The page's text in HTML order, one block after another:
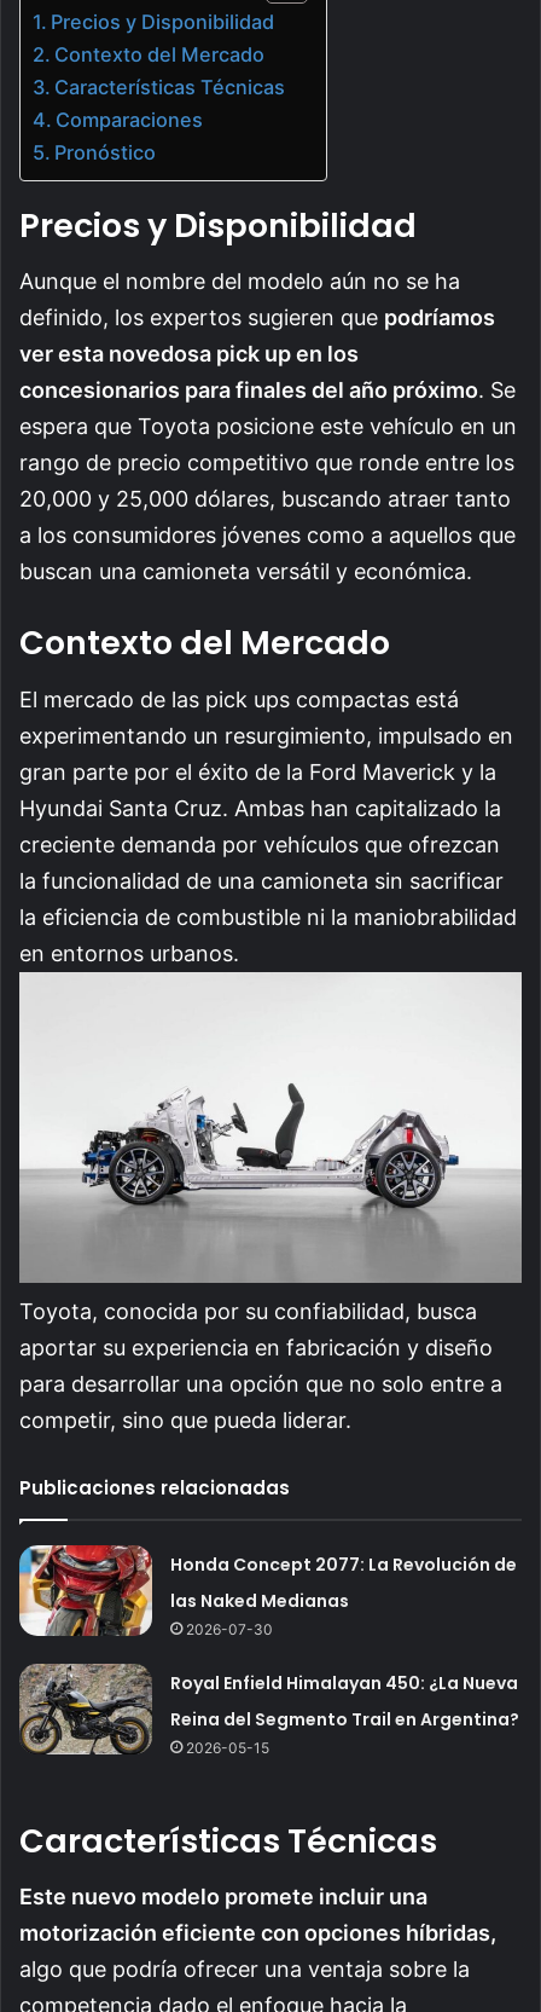
Precios y Disponibilidad
Contexto del Mercado
Características Técnicas
Comparaciones
Pronóstico
Precios y Disponibilidad
Aunque el nombre del modelo aún no se ha
definido, los expertos sugieren que podríamos
ver esta novedosa pick up en los
concesionarios para finales del año próximo. Se
espera que Toyota posicione este vehículo en un
rango de precio competitivo que ronde entre los
20,000 y 25,000 dólares, buscando atraer tanto
a los consumidores jóvenes como a aquellos que
buscan una camioneta versátil y económica.
Contexto del Mercado
El mercado de las pick ups compactas está
experimentando un resurgimiento, impulsado en
gran parte por el éxito de la Ford Maverick y la
Hyundai Santa Cruz. Ambas han capitalizado la
creciente demanda por vehículos que ofrezcan
la funcionalidad de una camioneta sin sacrificar
la eficiencia de combustible ni la maniobrabilidad
en entornos urbanos.
Toyota, conocida por su confiabilidad, busca
aportar su experiencia en fabricación y diseño
para desarrollar una opción que no solo entre a
competir, sino que pueda liderar.
Publicaciones relacionadas
Honda Concept 2077: La Revolución de
las Naked Medianas
2026-07-30
Royal Enfield Himalayan 450: ¿La Nueva
Reina del Segmento Trail en Argentina?
2026-05-15
Características Técnicas
Este nuevo modelo promete incluir una
motorización eficiente con opciones híbridas,
algo que podría ofrecer una ventaja sobre la
competencia dado el enfoque hacia la